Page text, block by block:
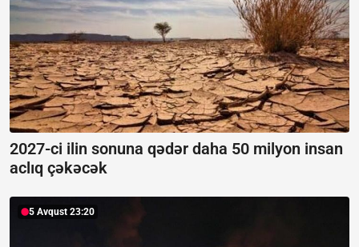
2027-ci ilin sonuna qədər daha 50 milyon insan
aclıq çəkəcək
5 Avqust 23:20